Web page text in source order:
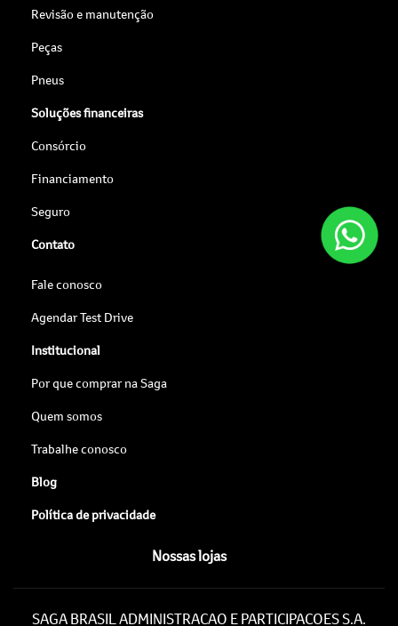
Revisão e manutenção
Peças
Pneus
Soluções financeiras
Consórcio
Financiamento
Seguro
Contato
Fale conosco
Agendar Test Drive
Institucional
Por que comprar na Saga
Quem somos
Trabalhe conosco
Blog
Política de privacidade
Nossas lojas
SAGA BRASIL ADMINISTRACAO E PARTICIPACOES S.A.